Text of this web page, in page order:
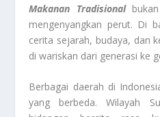
Makanan Tradisionalbukan
mengenyangkan perut. Di
cerita sejarah, budaya, dan
di wariskan dari generasi ke
Berbagai daerah di
yang berbeda. Wilayah